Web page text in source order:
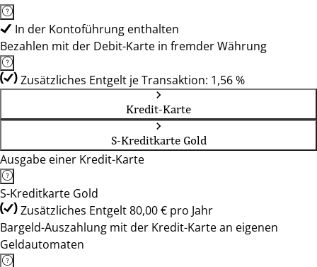
In der Kontoführung enthalten
Bezahlen mit der Debit-Karte in fremder Währung
Zusätzliches Entgelt je Transaktion: 1,56 %
Kredit-Karte
S-Kreditkarte Gold
Ausgabe einer Kredit-Karte
S-Kreditkarte Gold
Zusätzliches Entgelt 80,00 € pro Jahr
Bargeld-Auszahlung mit der Kredit-Karte an eigenen
Geldautomaten